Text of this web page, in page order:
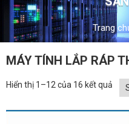
Trang
MÁY TÍNH LẮP RÁP
Hiển thị 1–12 của 16 kết quả
GIẢM GIÁ!